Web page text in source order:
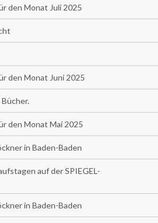
den Monat Juli 2025
den Monat Juni 2025
den Monat Mai 2025
in Baden-Baden
auf der SPIEGEL-
in Baden-Baden